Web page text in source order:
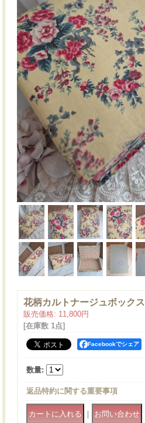
花柄カルトナージュボックス
販売価格: 11,800円
[在庫数 1点]
Facebookでシェア
数量:
返品特約に関する重要事項
｜